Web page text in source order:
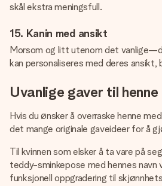
skål ekstra meningsfull.
15. Kanin med ansikt
Morsom og litt utenom det
kan personaliseres med deres ansikt,
Uvanlige gaver til henne
Hvis du ønsker å overraske henne
det mange originale gaveideer for å
Til kvinnen som elsker å ta vare på
teddy-sminkepose med hennes
funksjonell oppgradering til